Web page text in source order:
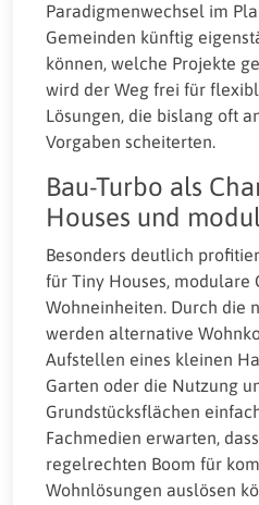
Paradigmenwechsel im
Gemeinden künftig
können, welche Projekte
wird der Weg frei für
Lösungen, die bislang oft
Vorgaben scheiterten.
Bau-Turbo als
Houses und
Besonders deutlich
für Tiny Houses, modulare
Wohneinheiten. Durch die
werden alternative
Aufstellen eines kleinen
Garten oder die Nutzung
Grundstücksflächen
Fachmedien erwarten,
regelrechten Boom für
Wohnlösungen auslösen